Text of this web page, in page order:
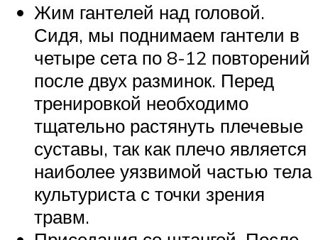
Жим гантелей над головой.
Сидя, мы поднимаем гантели в
четыре сета по 8-12 повторений
после двух разминок. Перед
тренировкой необходимо
тщательно растянуть плечевые
суставы, так как плечо является
наиболее уязвимой частью тела
культуриста с точки зрения
травм.